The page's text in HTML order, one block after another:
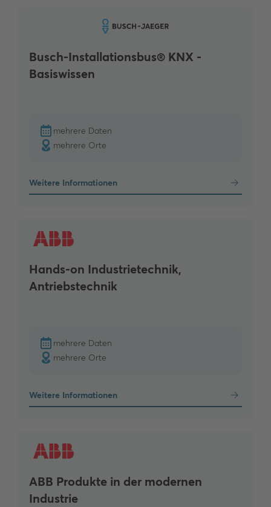
Busch-Installationsbus® KNX -
Basiswissen
mehrere Daten
mehrere Orte
Weitere Informationen
Hands-on Industrietechnik,
Antriebstechnik
mehrere Daten
mehrere Orte
Weitere Informationen
ABB Produkte in der modernen
Industrie